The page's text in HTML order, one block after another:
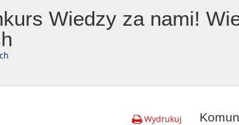
Wiedzy za nami!
Wydrukuj